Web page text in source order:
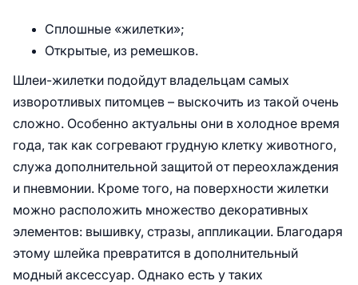
Сплошные «жилетки»;
Открытые, из ремешков.
Шлеи-жилетки подойдут владельцам самых
изворотливых питомцев – выскочить из такой очень
сложно. Особенно актуальны они в холодное время
года, так как согревают грудную клетку животного,
служа дополнительной защитой от переохлаждения
и пневмонии. Кроме того, на поверхности жилетки
можно расположить множество декоративных
элементов: вышивку, стразы, аппликации. Благодаря
этому шлейка превратится в дополнительный
модный аксессуар. Однако есть у таких